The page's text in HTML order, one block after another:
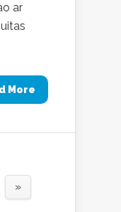
ar
More
»